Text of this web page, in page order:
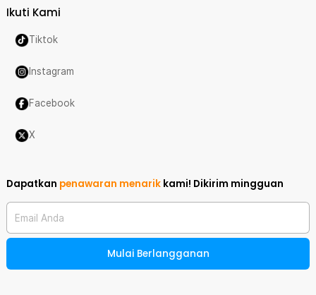
Ikuti Kami
Tiktok
Instagram
Facebook
X
Dapatkan penawaran menarik kami! Dikirim mingguan
Email Anda
Mulai Berlangganan